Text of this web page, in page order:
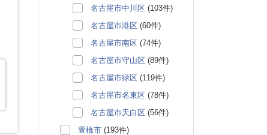
名古屋市中川区 (103件)
名古屋市港区 (60件)
名古屋市南区 (74件)
名古屋市守山区 (89件)
名古屋市緑区 (119件)
名古屋市名東区 (78件)
名古屋市天白区 (56件)
豊橋市 (193件)